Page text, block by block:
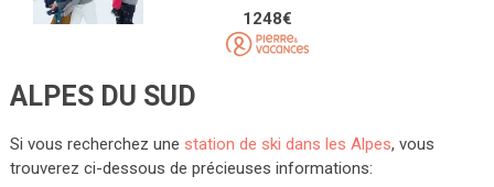
1248€
ALPES DU SUD
Si vous recherchez une station de ski dans les Alpes, vous
trouverez ci-dessous de précieuses informations: